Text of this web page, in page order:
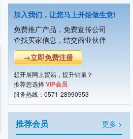
加入我们，让您马上开始做生意!
免费推广产品，免费宣传公司
查找买家信息，结交商业伙伴
→立即免费注册
想开展网上贸易，提升销量？
推荐您选择VIP会员
服务热线：0571-28990953
推荐会员 更多 >
主营产品：混合机,粉碎机,振动筛,输送
重庆帕泰克机械设备制造有限公司
潍坊市友信粉体设备有限公司
江阴市天勤机械制造有限公司
主营产品：涡轮粉碎机,高效粉碎机,万能
上海细创粉体装备有限公司
主营产品：气流粉碎机,锤式粉碎机,分级